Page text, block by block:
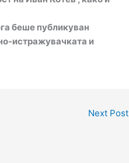
беше публикуван
истражувачката и
Next Post